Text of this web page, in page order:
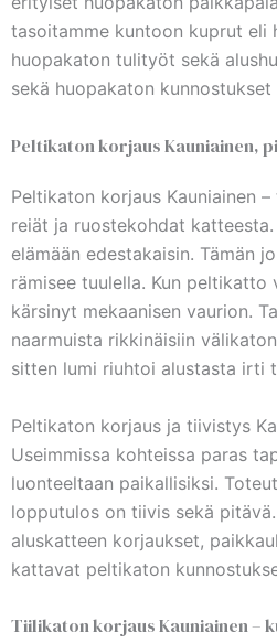
tasoitamme kuntoon kuprut eli
huopakaton tulityöt sekä
sekä huopakaton
Peltikaton korjaus Kauniainen,
Peltikaton korjaus Kauniainen
reiät ja ruostekohdat
elämään edestakaisin. Tämän
rämisee tuulella. Kun
kärsinyt mekaanisen vaurion.
naarmuista rikkinäisiin
sitten lumi riuhtoi alustasta irti
Peltikaton korjaus ja tiivistys
Useimmissa kohteissa paras
luonteeltaan paikallisiksi.
lopputulos on tiivis sekä
aluskatteen korjaukset,
kattavat peltikaton
Tiilikaton korjaus Kauniainen –